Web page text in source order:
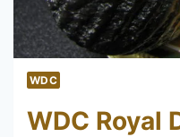
WDC
WDC Royal